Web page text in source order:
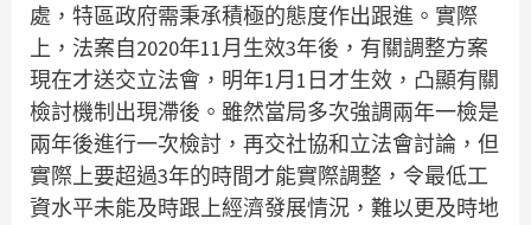
處，特區政府需秉承積極的態度作出跟進。實際
上，法案自2020年11月生效3年後，有關調整方案
現在才送交立法會，明年1月1日才生效，凸顯有關
檢討機制出現滯後。雖然當局多次強調兩年一檢是
兩年後進行一次檢討，再交社協和立法會討論，但
實際上要超過3年的時間才能實際調整，令最低工
資水平未能及時跟上經濟發展情況，難以更及時地